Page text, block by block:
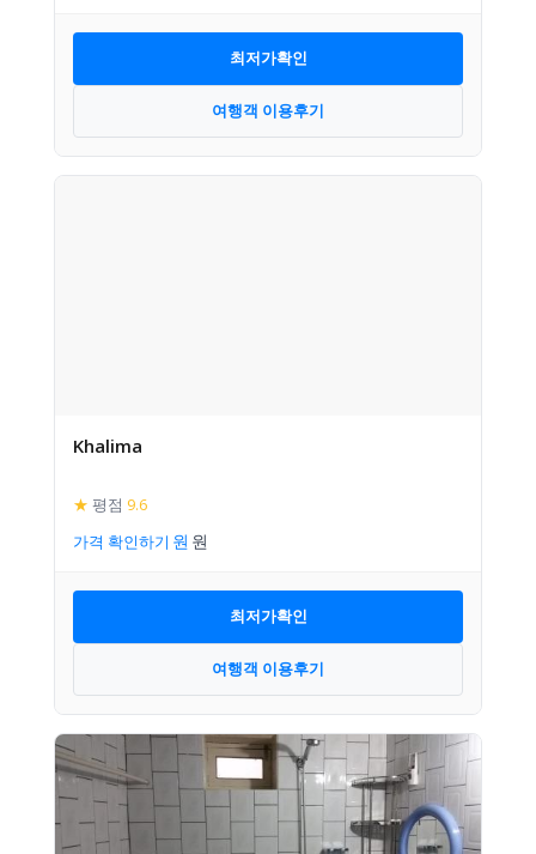
최저가확인
여행객 이용후기
Khalima
★ 평점 9.6
가격 확인하기
최저가확인
여행객 이용후기